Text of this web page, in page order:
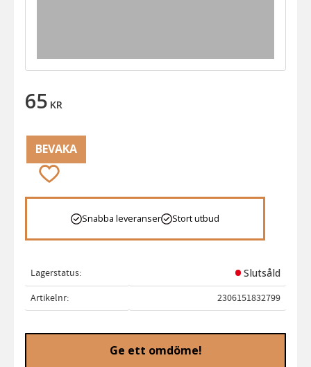
65 KR
Lägg till i favoriter
BEVAKA
Snabba leveranser Stort utbud
Lagerstatus
Slutsåld
Artikelnr
2306151832799
Ge ett omdöme!